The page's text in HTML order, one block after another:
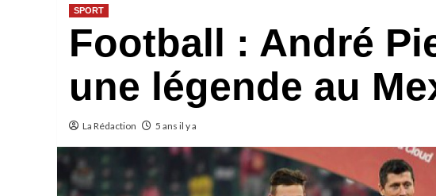
SPORT
Football : André
une légende au
La Rédaction 5 ans il y a